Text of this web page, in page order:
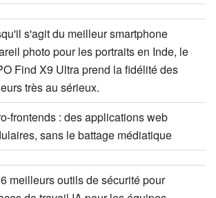
s'agit du meilleur smartphone
photo pour les portraits en Inde, le
Find X9 Ultra prend la fidélité des
très au sérieux.
frontends : des applications web
sans le battage médiatique
meilleurs outils de sécurité pour